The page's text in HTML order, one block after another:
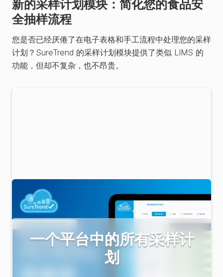
新的采样计划模块：简化您的食品安
全抽样流程
您是否已经厌倦了在电子表格和手工流程中处理您的采样
计划？SureTrend 的采样计划模块提供了类似 LIMS 的
功能，但却不复杂，也不昂贵。
一个平台中的所有采样计
划